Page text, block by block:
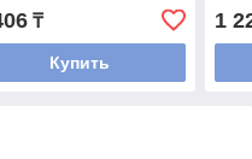
₸
Купить
1